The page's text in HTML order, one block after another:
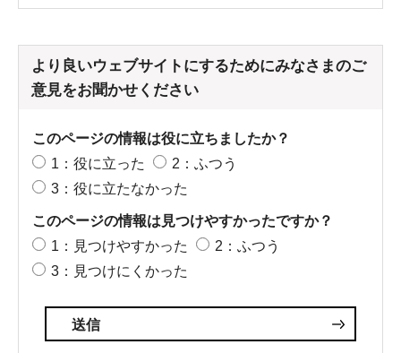
より良いウェブサイトにするためにみなさまのご
意見をお聞かせください
このページの情報は役に立ちましたか？
1：役に立った
2：ふつう
3：役に立たなかった
このページの情報は見つけやすかったですか？
1：見つけやすかった
2：ふつう
3：見つけにくかった